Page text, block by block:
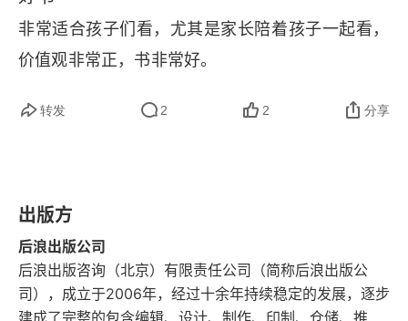
第十四章 做好事吧，翻翻
后记
非常适合孩子们看，尤其是家长陪着孩子一起看，
价值观非常正，书非常好。
转发 2 2 分享
出版方
后浪出版公司
后浪出版咨询（北京）有限责任公司（简称后浪出版公
司），成立于2006年，经过十余年持续稳定的发展，逐步
建成了完整的包含编辑、设计、制作、印制、仓储、推